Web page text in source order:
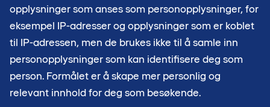
opplysninger som anses som personopplysninger, for
eksempel IP-adresser og opplysninger som er koblet
til IP-adressen, men de brukes ikke til å samle inn
personopplysninger som kan identifisere deg som
person. Formålet er å skape mer personlig og
relevant innhold for deg som besøkende.